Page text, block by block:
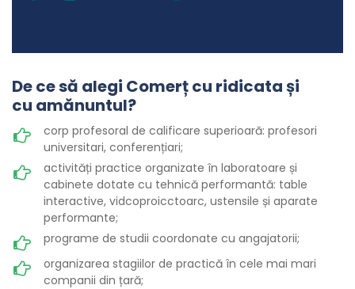
De ce să alegi Comerț cu ridicata și
cu amănuntul?
corp profesoral de calificare superioară: profesori
universitari, conferențiari;
activități practice organizate în laboratoare și
cabinete dotate cu tehnică performantă: table
interactive, vidcoproicctoarc, ustensile și aparate
performante;
programe de studii coordonate cu angajatorii;
organizarea stagiilor de practică în cele mai mari
companii din țară;